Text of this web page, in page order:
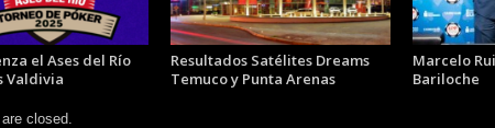
el Ases del Río
Valdivia
Resultados Satélites Dreams
Temuco y Punta Arenas
Marcelo
Bariloche
closed.